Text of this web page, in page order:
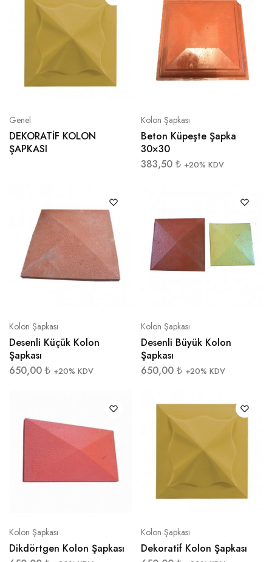
Genel
DEKORATİF KOLON
ŞAPKASI
Kolon Şapkası
Beton Küpeşte Şapka
30×30
383,50 ₺ +20% KDV
Kolon Şapkası
Desenli Küçük Kolon
Şapkası
650,00 ₺ +20% KDV
Kolon Şapkası
Desenli Büyük Kolon
Şapkası
650,00 ₺ +20% KDV
Kolon Şapkası
Dikdörtgen Kolon Şapkası
Kolon Şapkası
Dekoratif Kolon Şapkası